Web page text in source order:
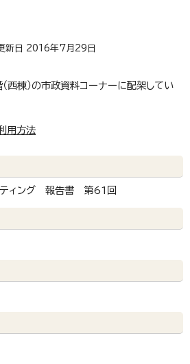
日 2016年7月29日
西棟）の市政資料コーナーに配架してい
用方法
ティング 報告書 第61回